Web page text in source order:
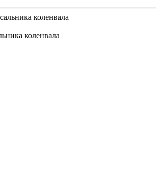
коленвала
коленвала